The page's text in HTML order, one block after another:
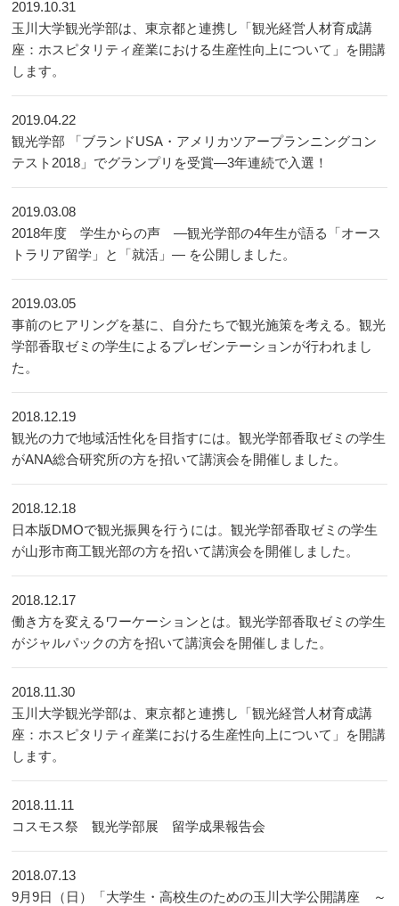
2019.10.31
玉川大学観光学部は、東京都と連携し「観光経営人材育成講
座：ホスピタリティ産業における生産性向上について」を開講
します。
2019.04.22
観光学部 「ブランドUSA・アメリカツアープランニングコン
テスト2018」でグランプリを受賞―3年連続で入選！
2019.03.08
2018年度 学生からの声 ―観光学部の4年生が語る「オース
トラリア留学」と「就活」― を公開しました。
2019.03.05
事前のヒアリングを基に、自分たちで観光施策を考える。観光
学部香取ゼミの学生によるプレゼンテーションが行われまし
た。
2018.12.19
観光の力で地域活性化を目指すには。観光学部香取ゼミの学生
がANA総合研究所の方を招いて講演会を開催しました。
2018.12.18
日本版DMOで観光振興を行うには。観光学部香取ゼミの学生
が山形市商工観光部の方を招いて講演会を開催しました。
2018.12.17
働き方を変えるワーケーションとは。観光学部香取ゼミの学生
がジャルパックの方を招いて講演会を開催しました。
2018.11.30
玉川大学観光学部は、東京都と連携し「観光経営人材育成講
座：ホスピタリティ産業における生産性向上について」を開講
します。
2018.11.11
コスモス祭 観光学部展 留学成果報告会
2018.07.13
9月9日（日）「大学生・高校生のための玉川大学公開講座 ～